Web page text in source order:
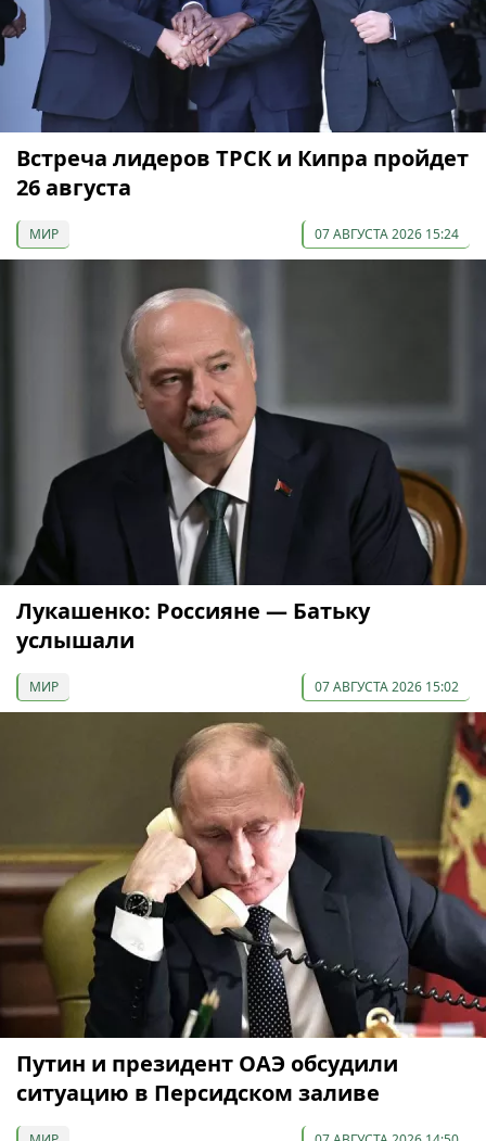
Встреча лидеров ТРСК и Кипра пройдет
26 августа
МИР 07 АВГУСТА 2026 15:24
Лукашенко: Россияне — Батьку
услышали
МИР 07 АВГУСТА 2026 15:02
Путин и президент ОАЭ обсудили
ситуацию в Персидском заливе